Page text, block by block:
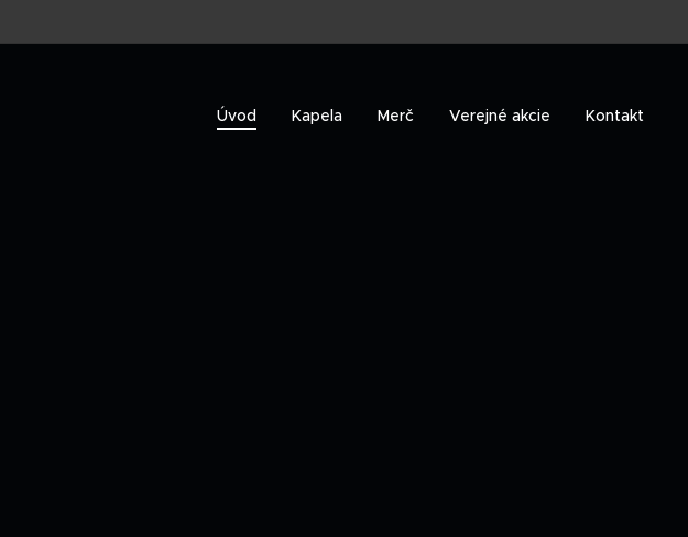
Úvod Kapela Merč Verejné akcie Kontakt